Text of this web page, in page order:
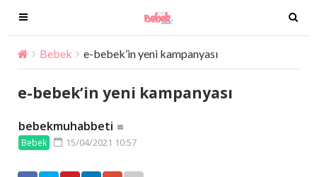
T
o
g
g
e
n
a
v
i
T
o
g
Bebek e-bebek’in yeni kampanyası
e-bebek’in yeni kampanyası
bebekmuhabbeti
Bebek 15/04/2021 10:57